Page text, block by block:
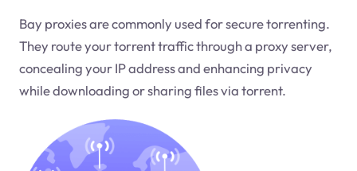
Bay proxies are commonly used for secure torrenting.
They route your torrent traffic through a proxy server,
concealing your IP address and enhancing privacy
while downloading or sharing files via torrent.